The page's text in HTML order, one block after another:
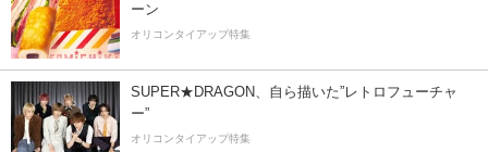
ーン
オリコンタイアップ特集
SUPER★DRAGON、自ら描いた”レトロフューチャ
ー”
オリコンタイアップ特集